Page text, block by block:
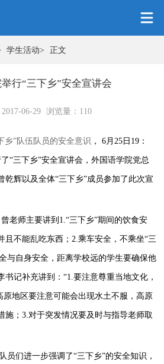
学生活动> 正文
行“三下乡”安全宣讲会
06-29 浏览量： 110
乡”队伍队员的安全意识 ， 6月 25日19：
“三下乡”安全宣讲会，外国语学院党总
乾辉以及全体“三下乡”成员参加了此次宣
老师主要讲到 1 .“三下乡”期间的饮食安
且不能乱吃东西； 2 .乘车安全，不乘坐“三
与自身安全，距离学校远的学生要确保他
书记补充讲到：“1 要注意尊重当地文化，
原地区要注意可能会出现水土不服，高原
施； 3.对于突发情况要及时与指导老师取
员们进一步强调了“三下乡”的安全知识，